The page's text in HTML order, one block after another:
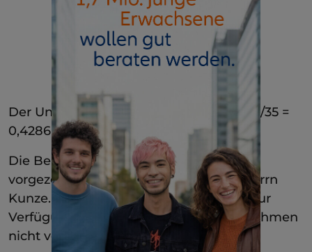
Der Unverfallbarkeitsquotient beträgt 15/35 =
0,4286
Die Berechnung der erreichbaren
vorgezogenen Altersrente ist wie bei Herrn
Kunze. Herrn Siemer würden 457 EUR zur
Verfügung stehen, wenn er das Unternehmen
nicht vorzeitig verlassen hätte.